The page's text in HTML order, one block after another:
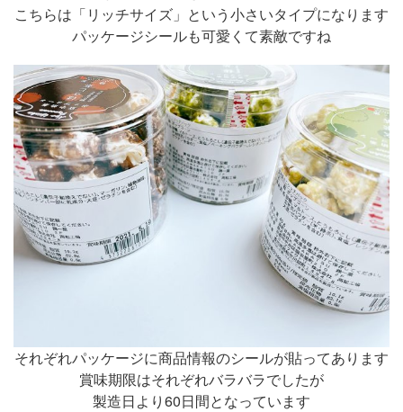
こちらは「リッチサイズ」という小さいタイプになります
パッケージシールも可愛くて素敵ですね
それぞれパッケージに商品情報のシールが貼ってあります
賞味期限はそれぞれバラバラでしたが
製造日より60日間となっています